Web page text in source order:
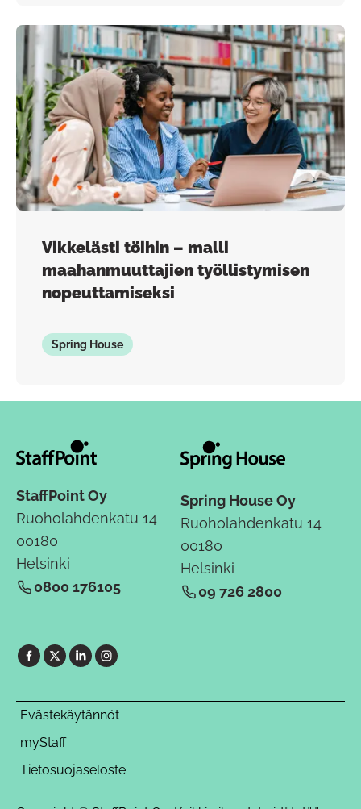
Vikkelästi töihin – malli
maahanmuuttajien työllistymisen
nopeuttamiseksi
Spring House
StaffPoint Oy
Ruoholahdenkatu 14
00180
Helsinki
0800 176105
Spring House Oy
Ruoholahdenkatu 14
00180
Helsinki
09 726 2800
Evästekäytännöt
myStaff
Tietosuojaseloste